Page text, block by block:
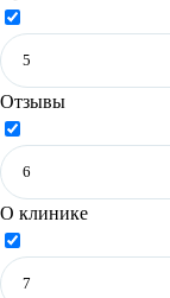
Отзывы
О клинике